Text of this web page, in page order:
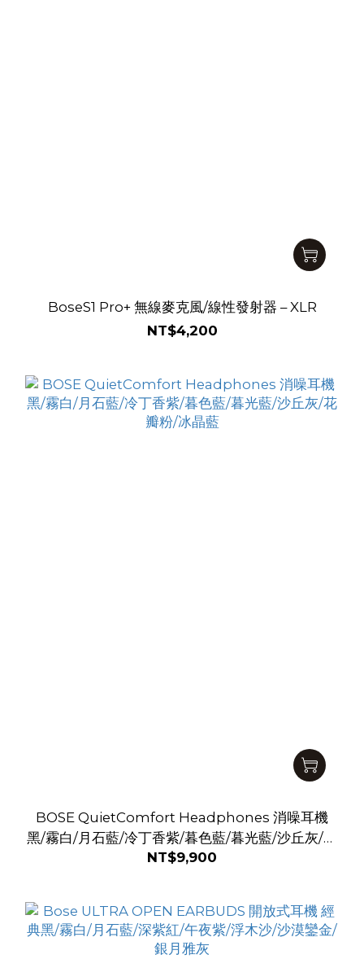
BoseS1 Pro+ 無線麥克風/線性發射器 – XLR
NT$4,200
BOSE QuietComfort Headphones 消噪耳機
黑/霧白/月石藍/冷丁香紫/暮色藍/暮光藍/沙丘灰/花
瓣粉/冰晶藍
NT$9,900